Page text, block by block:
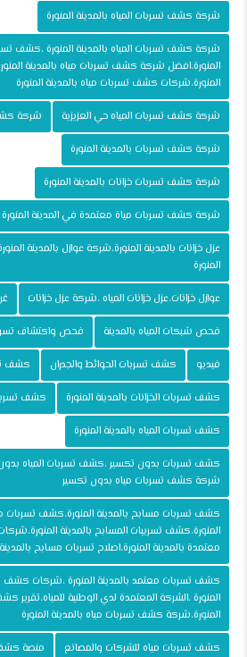
شركة كشف تسربات المياه بالمدينة المنورة
شركة كشف تسربات المياه بالمدينة المنورة ،كشف
المنورة،افضل شركة كشف تسربات مياه بالمدينة
المنورة،شركات كشف تسربات مياه بالمدينة المنورة
شركة كشف تسربات المياه حي العزيزية شركة
شركة كشف تسربات بالمدينة المنورة
شركة كشف تسربات خزانات بالمدينة المنورة
شركة كشف تسربات مياة معتمدة في المدينة المنورة
عزل خزانات بالمدينة المنورة،شركة عوازل بالمدينة
المنورة
عوازل خزانات،عزل خزانات المياه ،شركة عزل خزانات
فحص شبكات المياه بالمدينة فحص واكتشاف
فيديو كشف تسربات الحوائط والجدران كشف
كشف تسربات الخزانات بالمدينة المنورة كشف
كشف تسربات المياه بالمدينة المنورة
كشف تسربات بدون تكسير ،كشف تسربات المياه بدون
شركة كشف تسربات مياه بدون تكسير
كشف تسربات مسابح بالمدينة المنورة،كشف تسربات
المنورة،كشف تسريبات المسابح بالمدينة
معتمدة بالمدينة المنورة،اصلاح تسربات مسابح بالمدينة
كشف تسربات معتمد بالمدينة المنورة ،شركات كشف
المنورة ،الشركة المعتمدة لدي الوطنية للمياه،تقرير
المنورة،شركة كشف تسربات مياه بالمدينة المنورة
كشف تسربات مياه للشركات والمصانع منصة كشف